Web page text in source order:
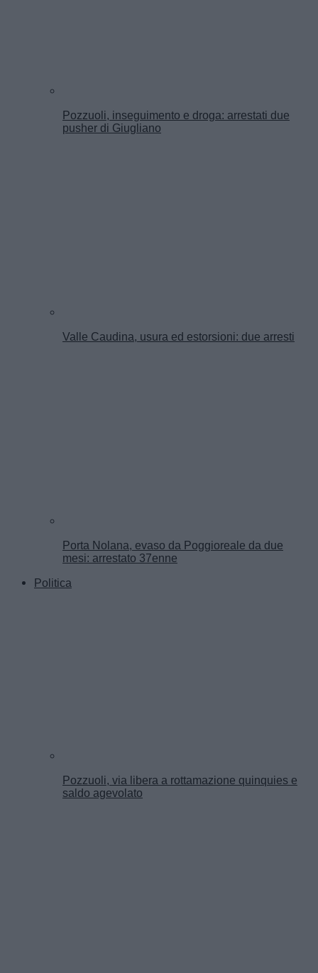
Pozzuoli, inseguimento e droga: arrestati due
pusher di Giugliano
Valle Caudina, usura ed estorsioni: due arresti
Porta Nolana, evaso da Poggioreale da due
mesi: arrestato 37enne
Politica
Pozzuoli, via libera a rottamazione quinquies e
saldo agevolato